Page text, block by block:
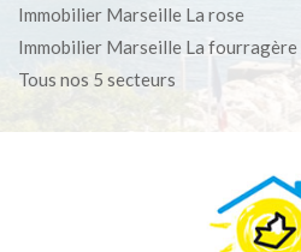
Immobilier Marseille La rose
Immobilier Marseille La fourragère
Tous nos 5 secteurs